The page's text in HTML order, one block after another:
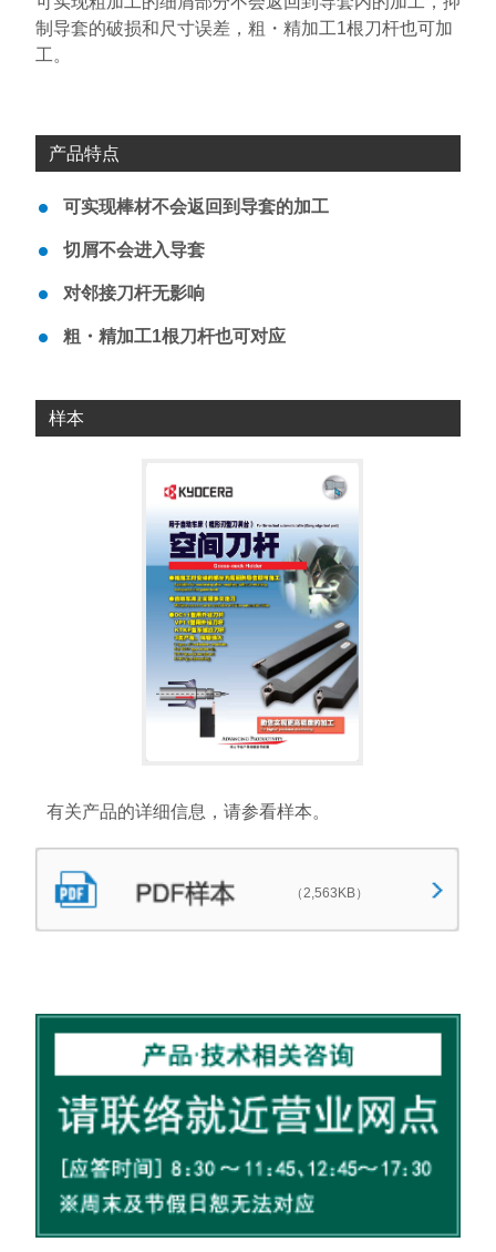
制导套的破损和尺寸误差，粗・精加工1根刀杆也可加
工。
产品特点
可实现棒材不会返回到导套的加工
切屑不会进入导套
对邻接刀杆无影响
粗・精加工1根刀杆也可对应
样本
有关产品的详细信息，请参看样本。
（2,563KB）